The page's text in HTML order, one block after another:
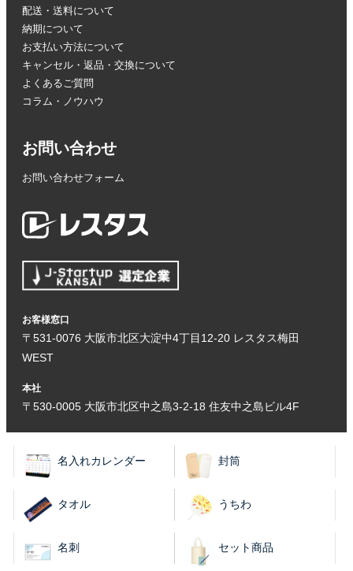
配送・送料について
納期について
お支払い方法について
キャンセル・返品・交換について
よくあるご質問
コラム・ノウハウ
お問い合わせ
お問い合わせフォーム
お客様窓口
〒531-0076 大阪市北区大淀中4丁目12-20 レスタス梅田
WEST
本社
〒530-0005 大阪市北区中之島3-2-18 住友中之島ビル4F
名入れカレンダー 封筒
タオル うちわ
名刺 セット商品